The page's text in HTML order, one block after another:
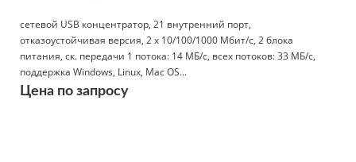
сетевой USB концентратор, 21 внутренний порт,
отказоустойчивая версия, 2 x 10/100/1000 Мбит/с, 2 блока
питания, ск. передачи 1 потока: 14 МБ/с, всех потоков: 33 МБ/с,
поддержка Windows, Linux, Mac OS...
Цена по запросу